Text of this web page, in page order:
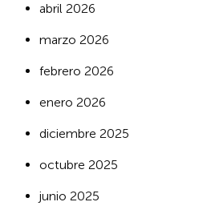
abril 2026
marzo 2026
febrero 2026
enero 2026
diciembre 2025
octubre 2025
junio 2025